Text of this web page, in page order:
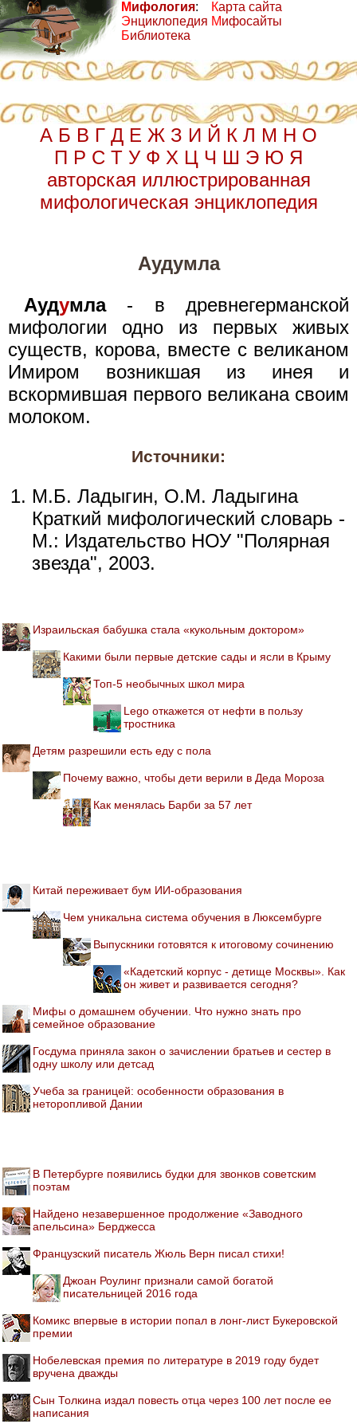
Мифология:
Энциклопедия
Библиотека
Карта сайта
Мифосайты
А Б В Г Д Е Ж З И Й К Л М Н О
П Р С Т У Ф Х Ц Ч Ш Э Ю Я
авторская иллюстрированная
мифологическая энциклопедия
Аудумла
Аудумла- в древнегерманской
мифологии одно из первых живых
существ, корова, вместе с великаном
Имиром возникшая из инея и
вскормившая первого великана своим
молоком.
Источники:
М.Б. Ладыгин, О.М. Ладыгина
Краткий мифологический словарь -
М.: Издательство НОУ "Полярная
звезда", 2003.
Израильская бабушка стала «кукольным доктором»
Какими были первые детские сады и ясли в Крыму
Топ-5 необычных школ мира
Lego откажется от нефти в пользу
тростника
Детям разрешили есть еду с пола
Почему важно, чтобы дети верили в Деда Мороза
Как менялась Барби за 57 лет
Китай переживает бум ИИ-образования
Чем уникальна система обучения в Люксембурге
Выпускники готовятся к итоговому сочинению
«Кадетский корпус - детище Москвы». Как
он живет и развивается сегодня?
Мифы о домашнем обучении. Что нужно знать про
семейное образование
Госдума приняла закон о зачислении братьев и сестер в
одну школу или детсад
Учеба за границей: особенности образования в
неторопливой Дании
В Петербурге появились будки для звонков советским
поэтам
Найдено незавершенное продолжение «Заводного
апельсина» Берджесса
Французский писатель Жюль Верн писал стихи!
Джоан Роулинг признали самой богатой
писательницей 2016 года
Комикс впервые в истории попал в лонг-лист Букеровской
премии
Нобелевская премия по литературе в 2019 году будет
вручена дважды
Сын Толкина издал повесть отца через 100 лет после ее
написания